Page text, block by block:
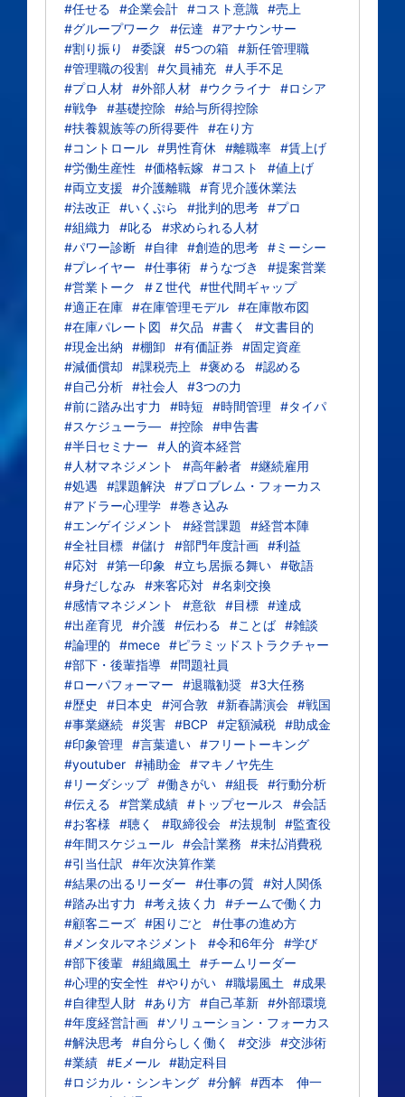
#任せる
#企業会計 #コスト意識 #売上
#グループワーク
#伝達
#アナウンサー
#割り振り
#委譲 #5つの箱 #新任管理職
#管理職の役割 #欠員補充 #人手不足
#プロ人材 #外部人材 #ウクライナ
#ロシア
#戦争 #基礎控除
#給与所得控除
#扶養親族等の所得要件 #在り方
#コントロール #男性育休 #離職率 #賃上げ
#労働生産性
#価格転嫁 #コスト
#値上げ
#両立支援
#介護離職 #育児介護休業法
#法改正
#いくぷら #批判的思考 #プロ
#組織力
#叱る
#求められる人材
#パワー診断 #自律 #創造的思考 #ミーシー
#プレイヤー
#仕事術 #うなづき
#提案営業
#営業トーク
#Ｚ世代 #世代間ギャップ
#適正在庫 #在庫管理モデル #在庫散布図
#在庫パレート図
#欠品 #書く
#文書目的
#現金出納
#棚卸 #有価証券
#固定資産
#減価償却
#課税売上 #褒める
#認める
#自己分析 #社会人
#3つの力
#前に踏み出す力
#時短 #時間管理
#タイパ
#スケジューラ― #控除
#申告書
#半日セミナー
#人的資本経営
#人材マネジメント
#高年齢者 #継続雇用
#処遇
#課題解決 #プロブレム・フォーカス
#アドラー心理学 #巻き込み
#エンゲイジメント
#経営課題
#経営本陣
#全社目標 #儲け #部門年度計画 #利益
#応対 #第一印象 #立ち居振る舞い #敬語
#身だしなみ #来客応対 #名刺交換
#感情マネジメント
#意欲 #目標 #達成
#出産育児
#介護 #伝わる #ことば #雑談
#論理的
#mece #ピラミッドストラクチャー
#部下・後輩指導 #問題社員
#ローパフォーマー
#退職勧奨 #3大任務
#歴史
#日本史 #河合敦 #新春講演会 #戦国
#事業継続 #災害 #BCP #定額減税 #助成金
#印象管理
#言葉遣い #フリートーキング
#youtuber #補助金
#マキノヤ先生
#リーダシップ #働きがい #組長 #行動分析
#伝える
#営業成績 #トップセールス
#会話
#お客様
#聴く #取締役会 #法規制
#監査役
#年間スケジュール #会計業務
#未払消費税
#引当仕訳
#年次決算作業
#結果の出るリーダー
#仕事の質 #対人関係
#踏み出す力
#考え抜く力
#チームで働く力
#顧客ニーズ #困りごと
#仕事の進め方
#メンタルマネジメント
#令和6年分 #学び
#部下後輩 #組織風土
#チームリーダー
#心理的安全性
#やりがい #職場風土
#成果
#自律型人財 #あり方 #自己革新 #外部環境
#年度経営計画 #ソリューション・フォーカス
#解決思考 #自分らしく働く #交渉 #交渉術
#業績 #Eメール #勘定科目
#ロジカル・シンキング #分解 #西本 伸一